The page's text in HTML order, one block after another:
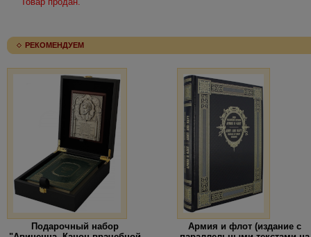
РЕКОМЕНДУЕМ
Подарочный набор
Армия и флот (издание с